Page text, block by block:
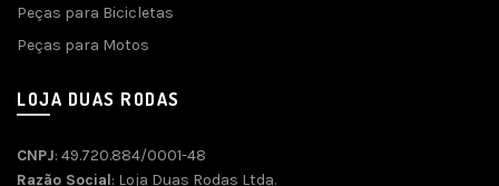
Peças para Bicicletas
Peças para Motos
LOJA DUAS RODAS
CNPJ: 49.720.884/0001-48
Razão Social: Loja Duas Rodas Ltda.